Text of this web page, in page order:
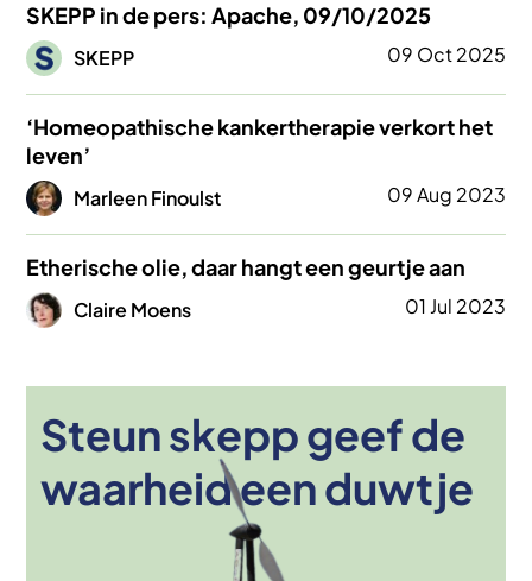
SKEPP in de pers: Apache, 09/10/2025
Afbeelding
SKEPP 09 Oct 2025
‘Homeopathische kankertherapie verkort het
leven’
Afbeelding
Marleen Finoulst 09 Aug 2023
Etherische olie, daar hangt een geurtje aan
AfbeeldingClaire Moens 01 Jul 2023
Steun skepp geef de
waarheid een duwtje
Afbeelding